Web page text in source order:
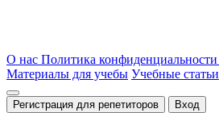
О нас Политика конфиденциальности
Материалы для учебы Учебные статьи
Регистрация для репетиторов Вход